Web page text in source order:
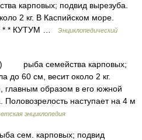
карповых; подвид вырезуба.
2 кг. В Каспийском море.
* * * КУТУМ …
Энциклопедический
рыба семейства карповых;
до 60 см, весит около 2 кг.
главным образом в его южной
наступает на 4 м
энциклопедия
сем. карповых; подвид